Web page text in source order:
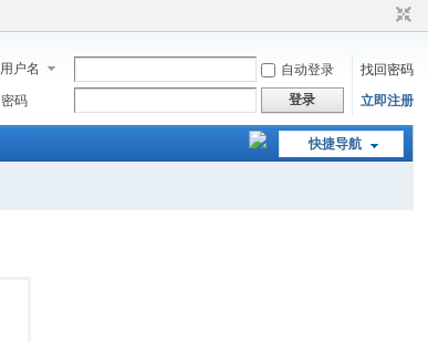
用户名 自动登录
找回密码
密码
登录 立即注册
快捷导航